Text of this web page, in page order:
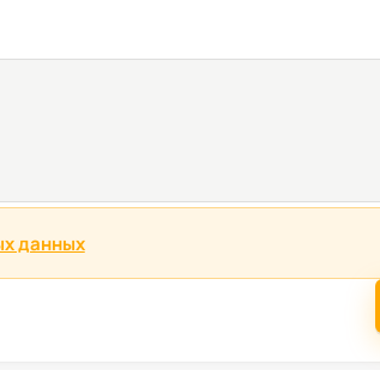
данных